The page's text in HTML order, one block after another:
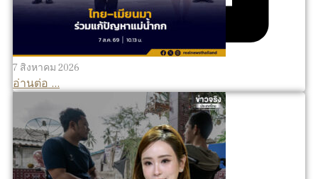
7 สิงหาคม 2026
อ่านต่อ ...